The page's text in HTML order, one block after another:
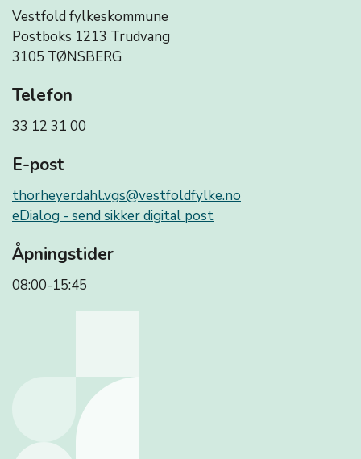
Vestfold fylkeskommune
Postboks 1213 Trudvang
3105 TØNSBERG
Telefon
33 12 31 00
E-post
thorheyerdahl.vgs@vestfoldfylke.no
eDialog - send sikker digital post
Åpningstider
08:00-15:45